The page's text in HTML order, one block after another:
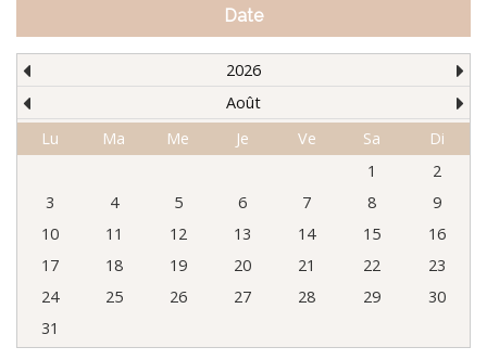
Date
2026
Août
Lu
Ma Me Je Ve Sa
Di
1
2
3
4 5 6 7 8
9
10
11 12 13 14 15
16
17
18 19 20 21 22
23
24
25 26 27 28 29
30
31